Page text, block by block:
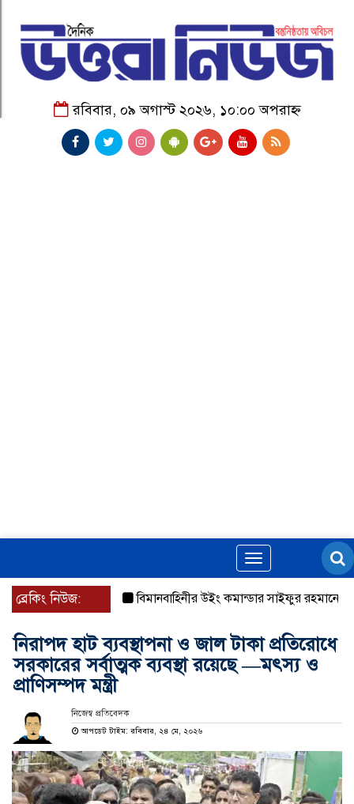
রবিবার, ০৯ অগাস্ট ২০২৬, ১০:০০ অপরাহ্ন
Toggle
navigation
ব্রেকিং নিউজ: বিমানবাহিনীর উইং কমান্ডার সাইফুর রহমানের বিরুদ্ধে
নিরাপদ হাট ব্যবস্থাপনা ও জাল টাকা প্রতিরোধে
সরকারের সর্বাত্মক ব্যবস্থা রয়েছে —মৎস্য ও
প্রাণিসম্পদ মন্ত্রী
নিজেস্ব প্রতিবেদক
আপডেট টাইম: রবিবার, ২৪ মে, ২০২৬